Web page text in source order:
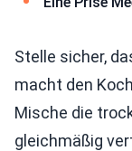
Stelle sicher,
macht den
Mische die
gleichmäßig